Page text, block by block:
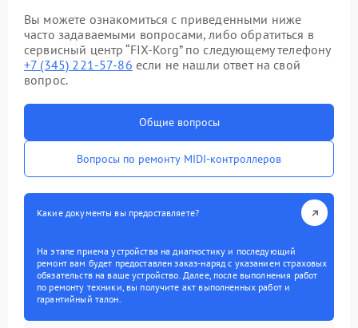
Вы можете ознакомиться с приведенными ниже
часто задаваемыми вопросами, либо обратиться в
сервисный центр “FIX-Korg” по следующему телефону
+7 (345) 221-57-86 если не нашли ответ на свой
вопрос.
Общие вопросы
Вопросы по ремонту MIDI-контроллеров
Какие документы вы предоставляете?
На этапе приема устройства на диагностику и последующий
ремонт вам будет предоставлен заказ-наряд с указанием страховых
обязательств на ваше устройство. Далее, после выполнения работ
по ремонту техники, вы получите акт выполненных работ и
гарантийный талон.